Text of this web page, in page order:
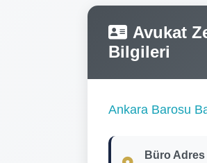
Avukat
Bilgileri
Ankara Barosu
Büro Adres